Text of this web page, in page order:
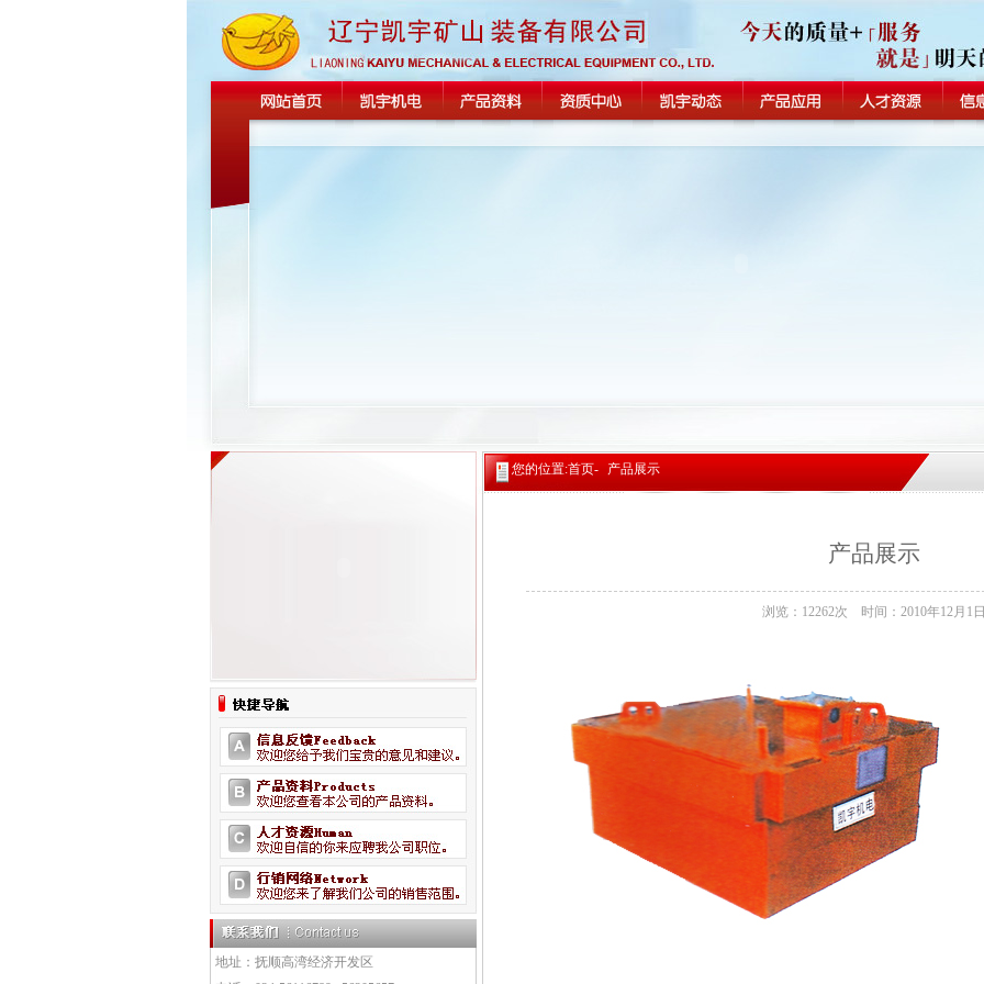
地址：抚顺高湾经济开发区
您的位置:首页- 产品展示
产品展示
浏览：12262次 时间：2010年12月1